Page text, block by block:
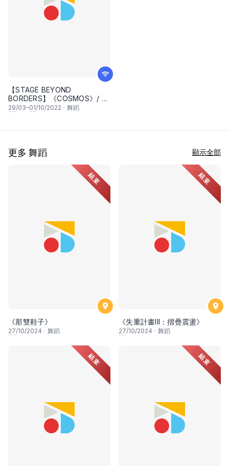
【STAGE BEYOND
BORDERS】《COSMOS》/ コ
スモス
29/03–01/10/2022 · 舞蹈
更多 舞蹈 顯示全部
結束
《那雙鞋子》
27/10/2024 · 舞蹈
結束
《失重計畫III：摺疊震盪》
27/10/2024 · 舞蹈
結束 結束